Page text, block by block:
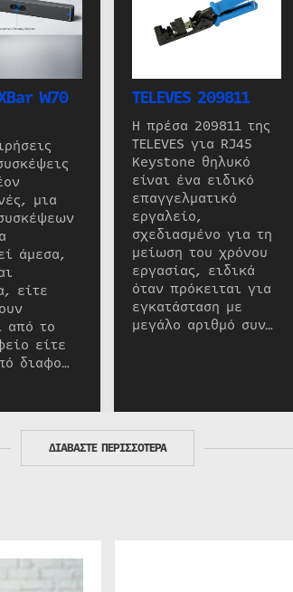
W70
μια
άμεσα,
είτε
από το
είτε
διαφο…
TELEVES 209811
Η πρέσα 209811 της
TELEVES για RJ45
Keystone θηλυκό
είναι ένα ειδικό
επαγγελματικό
εργαλείο,
σχεδιασμένο για τη
μείωση του χρόνου
εργασίας, ειδικά
όταν πρόκειται για
εγκατάσταση με
μεγάλο αριθμό συν…
ΔΙΑΒΑΣΤΕ ΠΕΡΙΣΣΟΤΕΡΑ